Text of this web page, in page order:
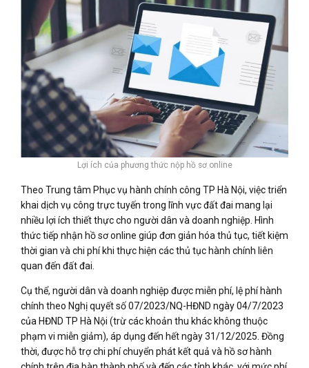
Lợi ích của phương thức nộp hồ sơ online
Theo Trung tâm Phục vụ hành chính công TP Hà Nội, việc triển
khai dịch vụ công trực tuyến trong lĩnh vực đất đai mang lại
nhiều lợi ích thiết thực cho người dân và doanh nghiệp. Hình
thức tiếp nhận hồ sơ online giúp đơn giản hóa thủ tục, tiết kiệm
thời gian và chi phí khi thực hiện các thủ tục hành chính liên
quan đến đất đai.
Cụ thể, người dân và doanh nghiệp được miễn phí, lệ phí hành
chính theo Nghị quyết số 07/2023/NQ-HĐND ngày 04/7/2023
của HĐND TP Hà Nội (trừ các khoản thu khác không thuộc
phạm vi miễn giảm), áp dụng đến hết ngày 31/12/2025. Đồng
thời, được hỗ trợ chi phí chuyển phát kết quả và hồ sơ hành